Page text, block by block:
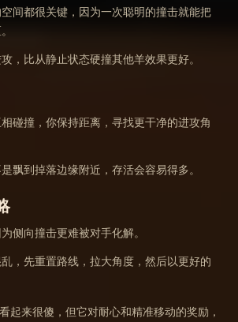
间都很关键，因为一次聪明的撞击就能把
，比从静止状态硬撞其他羊效果更好。
碰撞，你保持距离，寻找更干净的进攻角
飘到掉落边缘附近，存活会容易得多。
侧向撞击更难被对手化解。
，先重置路线，拉大角度，然后以更好的
起来很傻，但它对耐心和精准移动的奖励，